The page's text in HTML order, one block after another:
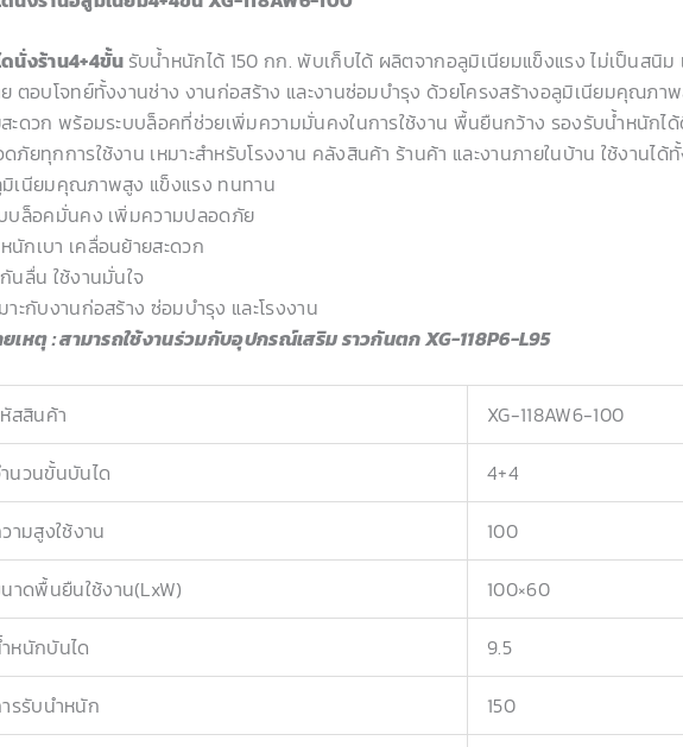
นั่งร้าน4+4ขั้น รับน้ำหนักได้ 150 กก. พับเก็บได้ ผลิตจากอลูมิเนียมแข็งแรง ไม่เป็นสนิ
ตอบโจทย์ทั้งงานช่าง งานก่อสร้าง และงานซ่อมบำรุง ด้วยโครงสร้างอลูมิเนียมคุณภา
ะดวก พร้อมระบบล็อคที่ช่วยเพิ่มความมั่นคงในการใช้งาน พื้นยืนกว้าง รองรับน้ำหนัก
ภัยทุกการใช้งาน เหมาะสำหรับโรงงาน คลังสินค้า ร้านค้า และงานภายในบ้าน ใช้งานได้
เนียมคุณภาพสูง แข็งแรง ทนทาน
บล็อคมั่นคง เพิ่มความปลอดภัย
นักเบา เคลื่อนย้ายสะดวก
นลื่น ใช้งานมั่นใจ
าะกับงานก่อสร้าง ซ่อมบำรุง และโรงงาน
เหตุ : สามารถใช้งานร่วมกับอุปกรณ์เสริม ราวกันตก XG-118P6-L95
สสินค้า XG-118AW6-100
นวนขั้นบันได 4+4
ามสูงใช้งาน 100
าดพื้นยืนใช้งาน(LxW) 100×60
หนักบันได 9.5
รรับนำหนัก 150